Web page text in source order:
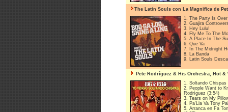
The Latin Souls con La Magnifica de
1. The Party Is Over
2. Guajira
3. Hey Lulu!
4. Fly Me To The
5. A Place In The
6. Que Va
7. In The Midnight
8. La Banda
9. Latin Souls
Pete Rodríguez & His Orchestra, Hot
1. Soltando Chispas
2. People Want to
Rodríguez (3:54)
3. Tears on My
4. Pa'Lla Va Tony
5. Arranca en Fa